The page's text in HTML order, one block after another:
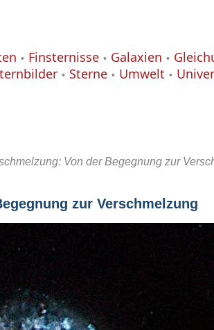
Finsternisse Galaxien
Sterne Umwelt
Von der Begegnung zur
zur Verschmelzung